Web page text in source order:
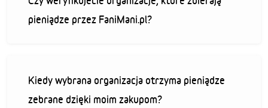
pieniądze przez FaniMani.pl?
Kiedy wybrana organizacja otrzyma pieniądze
zebrane dzięki moim zakupom?